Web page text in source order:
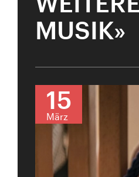
MUSIK»
15
März